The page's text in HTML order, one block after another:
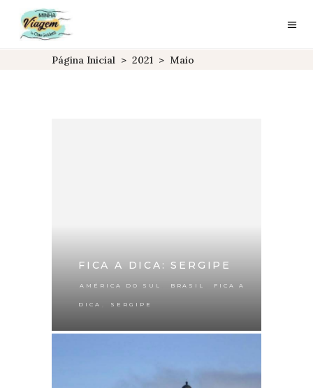
Página Inicial > 2021 > Maio
FICA A DICA: SERGIPE
AMÉRICA DO SUL BRASIL FICA A
DICA SERGIPE